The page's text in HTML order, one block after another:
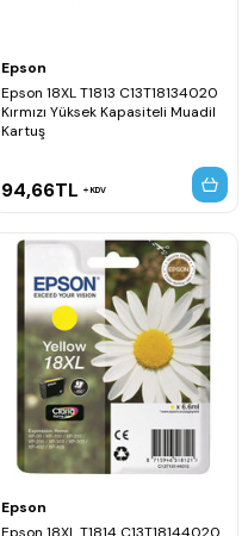
Epson
Epson 18XL T1813 C13T18134020
Kırmızı Yüksek Kapasiteli Muadil
Kartuş
94,66TL KDV
Epson
Epson 18XL T1814 C13T18144020